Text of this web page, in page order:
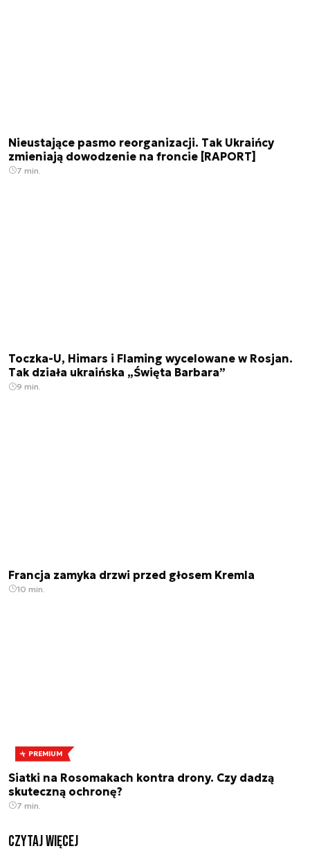
Nieustające pasmo reorganizacji. Tak Ukraińcy
zmieniają dowodzenie na froncie [RAPORT]
7 min.
Toczka-U, Himars i Flaming wycelowane w Rosjan.
Tak działa ukraińska „Święta Barbara”
9 min.
Francja zamyka drzwi przed głosem Kremla
10 min.
PREMIUM
Siatki na Rosomakach kontra drony. Czy dadzą
skuteczną ochronę?
7 min.
czytaj więcej